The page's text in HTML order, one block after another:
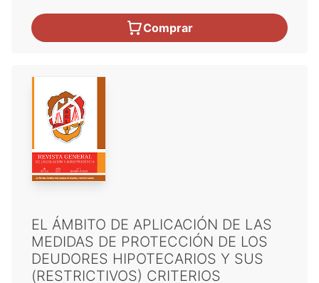
Comprar
EL ÁMBITO DE APLICACIÓN DE LAS
MEDIDAS DE PROTECCIÓN DE LOS
DEUDORES HIPOTECARIOS Y SUS
(RESTRICTIVOS) CRITERIOS